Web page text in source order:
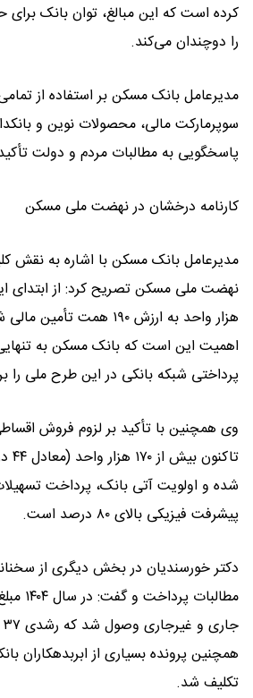
کرده است که این مبالغ، توان بانک
را دوچندان می‌کند.
مدیرعامل بانک مسکن بر استفاده از
سوپرمارکت مالی، محصولات نوین و
پاسخگویی به مطالبات مردم و دولت
کارنامه درخشان در نهضت ملی مسکن
مدیرعامل بانک مسکن با اشاره به نقش
هزار واحد به ارزش ۱۹۰
پرداختی شبکه بانکی در این طرح ملی را
وی همچنین با تأکید بر لزوم فروش
شده و اولویت آتی بانک، پرداخت
پیشرفت فیزیکی بالای ۸۰ درصد است.
دکتر خورسندیان در بخش دیگری از
همچنین پرونده بسیاری از ابربدهکاران
تکلیف شد.